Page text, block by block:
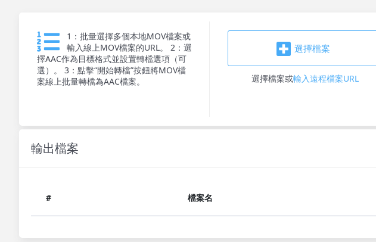
1：批量選擇多個本地MOV檔案或
輸入線上MOV檔案的URL。 2：選
擇AAC作為目標格式並設置轉檔選項（可
選）。 3：點擊“開始轉檔”按鈕將MOV檔
案線上批量轉檔為AAC檔案。
選擇檔案
選擇檔案或輸入遠程檔案URL
輸出檔案
# 檔案名